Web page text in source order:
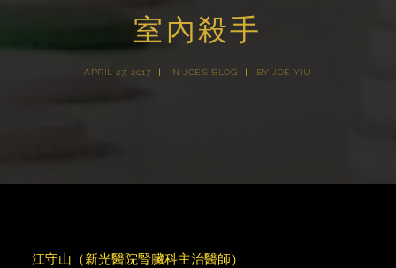
室內殺手
APRIL 27, 2017 | IN JOE'S BLOG | BY JOE YIU
江守山（新光醫院腎臟科主治醫師）